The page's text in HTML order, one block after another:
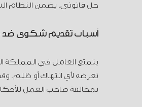
حل قانوني. يضمن النظام
أسباب تقديم شكوى
يتمتع العامل في المملكة
تعرضه لأي انتهاك أو ظلم.
بمخالفة صاحب العمل